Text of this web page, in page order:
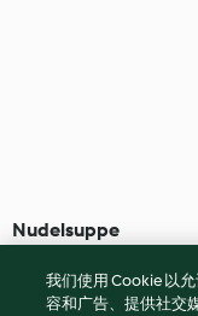
Nudelsuppe
(116)
我们使用 Cookie 以
容和广告、提供社交